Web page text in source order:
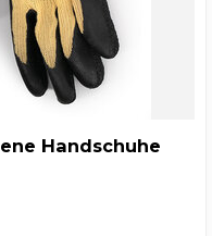
Handschuhe